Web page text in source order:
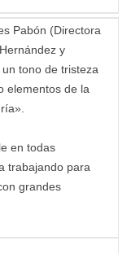
Pabón (Directora
y
tono de tristeza
elementos de la
en todas
trabajando para
grandes